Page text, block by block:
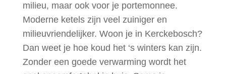
milieu, maar ook voor je portemonnee.
Moderne ketels zijn veel zuiniger en
milieuvriendelijker. Woon je in Kerckebosch?
Dan weet je hoe koud het ‘s winters kan zijn.
Zonder een goede verwarming wordt het